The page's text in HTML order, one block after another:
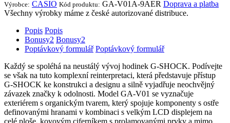
Výrobce: CASIO Kód produktu: GA-V01A-9AER Doprava a platba
Všechny výrobky máme z české autorizované distribuce.
Popis Popis
Bonusy2 Bonusy2
Poptávkový formulář Poptávkový formulář
Každý se spoléhá na neustálý vývoj hodinek G-SHOCK. Podívejte
se však na tuto komplexní reinterpretaci, která představuje přístup
G-SHOCK ke konstrukci a designu a silně vyjadřuje neochvějný
závazek značky k odolnosti. Model GA-V01 se vyznačuje
exteriérem s organickým tvarem, který spojuje komponenty s ostře
definovanými hranami v kombinaci s velkým LCD displejem na
celé ploše, kovovým ciferníkem s prolamovanými prvky a mimo